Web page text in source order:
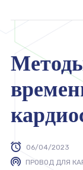
06/04/2023
ПРОВОД ДЛЯ